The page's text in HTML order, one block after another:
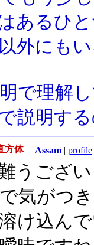
あるひ
外にも
で理解
で説明す
方体 Assam | profile
うござ
気がつ
け込ん